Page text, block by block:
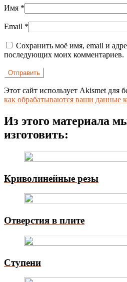
Имя *
Email *
Сохранить моё имя, email и
последующих моих комментариев.
Этот сайт использует Akismet для
как обрабатываются ваши данные
Из этого материала
изготовить:
Криволинейные резы
Отверстия в плите
Ступени